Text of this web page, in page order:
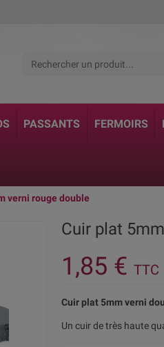
PASSANTS FERMOIRS
verni rouge double
Cuir plat
1,85 € TTC
Cuir plat 5mm verni
Un cuir de très haute